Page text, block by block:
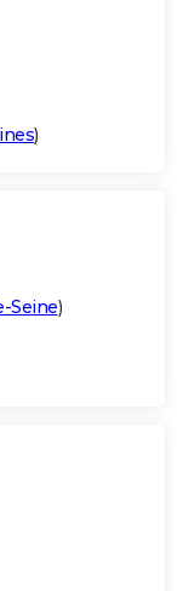
)
Seine)